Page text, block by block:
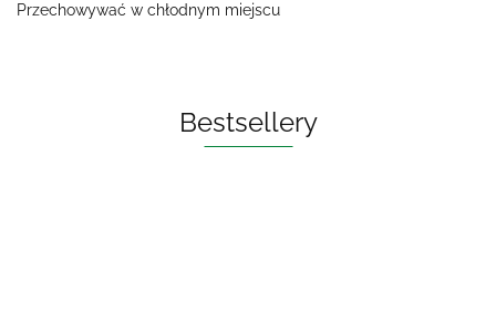
Przechowywać w chłodnym miejscu
Bestsellery